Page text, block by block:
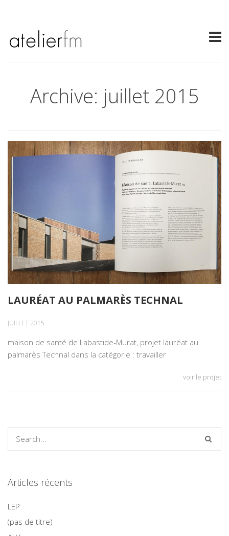
Archive: juillet 2015
LAURÉAT AU PALMARÈS TECHNAL
JUILLET 2015
maison de santé de Labastide-Murat, projet lauréat au
palmarès Technal dans la catégorie : travailler
voir le projet
Articles récents
LEP
(pas de titre)